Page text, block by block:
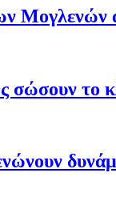
Μογλενών
σώσουν το